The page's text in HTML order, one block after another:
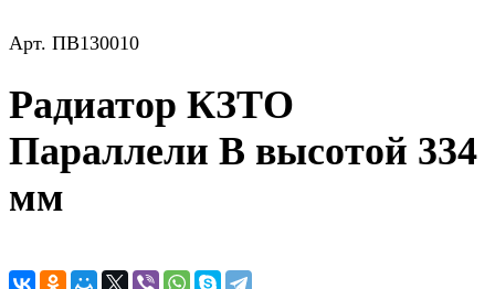
Арт. ПВ130010
Радиатор КЗТО
Параллели В высотой 334
мм